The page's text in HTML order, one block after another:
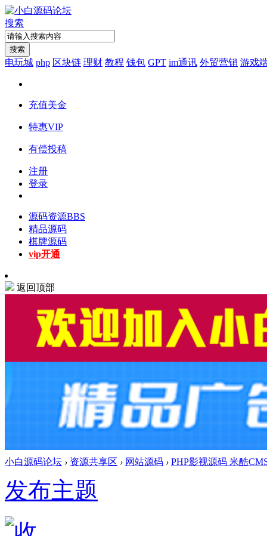
搜索
搜索
电玩城 php 区块链 理财 教程 钱包 GPT im通讯 外贸营销 游戏
充值美金
特惠VIP
有偿投稿
注册
登录
源码资源BBS
精品源码
棋牌源码
vip开通
返回顶部
小白源码论坛 › 资源共享区 › 网站源码 › PHP影视源码 米酷
发布主题